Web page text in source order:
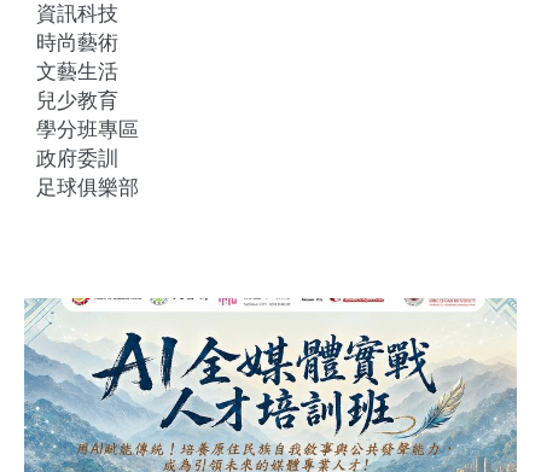
資訊科技
時尚藝術
文藝生活
兒少教育
學分班專區
政府委訓
足球俱樂部